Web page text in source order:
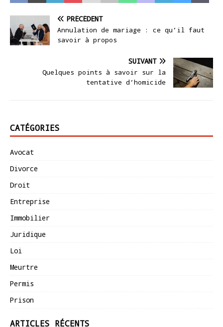
PRÉCÉDENT
Annulation de mariage : ce qu’il faut
savoir à propos
SUIVANT
Quelques points à savoir sur la
tentative d’homicide
CATÉGORIES
Avocat
Divorce
Droit
Entreprise
Immobilier
Juridique
Loi
Meurtre
Permis
Prison
ARTICLES RÉCENTS